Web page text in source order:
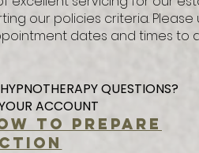
our policies criteria.
dates and times to
QUESTIONS?
ACCOUNT
TO PREPARE